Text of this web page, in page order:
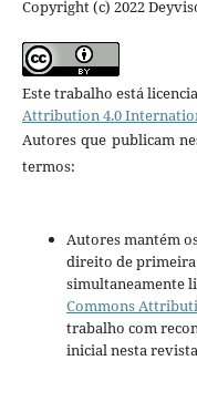
Copyright (c) 2022
Este trabalho está
Attribution 4.0
Autores que publicam
termos:
Autores mantém
direito de primeira
simultaneamente
Commons
trabalho com
inicial nesta